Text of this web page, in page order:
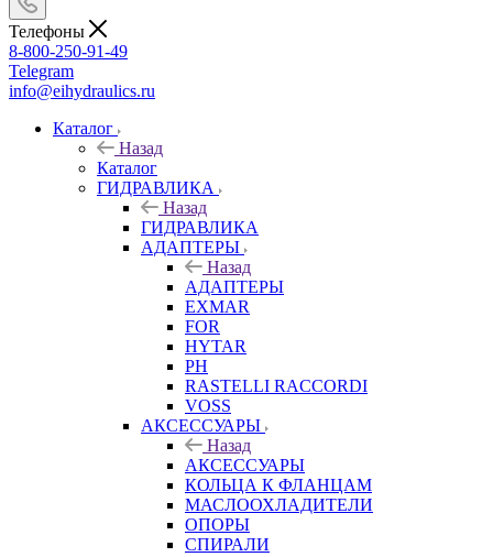
Телефоны
8-800-250-91-49
Telegram
info@eihydraulics.ru
Каталог
Назад
Каталог
ГИДРАВЛИКА
Назад
ГИДРАВЛИКА
АДАПТЕРЫ
Назад
АДАПТЕРЫ
EXMAR
FOR
HYTAR
PH
RASTELLI RACCORDI
VOSS
АКСЕССУАРЫ
Назад
АКСЕССУАРЫ
КОЛЬЦА К ФЛАНЦАМ
МАСЛООХЛАДИТЕЛИ
ОПОРЫ
СПИРАЛИ